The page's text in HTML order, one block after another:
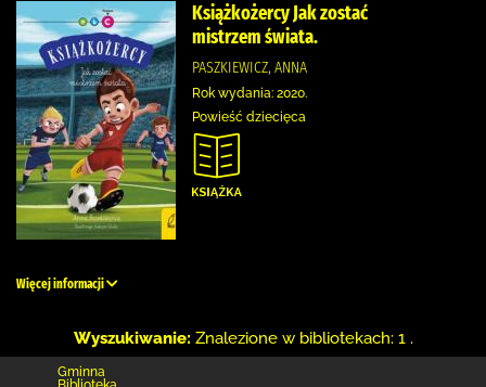
Książkożercy Jak zostać
mistrzem świata.
PASZKIEWICZ, ANNA
Rok wydania: 2020.
Powieść dziecięca
Więcej informacji
Wyszukiwanie: Znalezione w bibliotekach: 1 .
Gminna